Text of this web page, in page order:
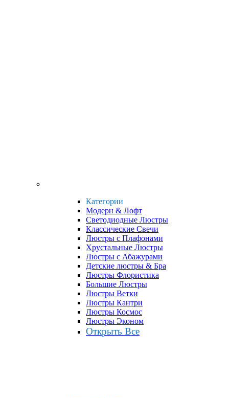
Категории
Модерн & Лофт
Светодиодные Люстры
Классические Свечи
Люстры с Плафонами
Хрустальные Люстры
Люстры с Абажурами
Детские люстры & Бра
Люстры Флористика
Большие Люстры
Люстры Ветки
Люстры Кантри
Люстры Космос
Люстры Эконом
Открыть Все